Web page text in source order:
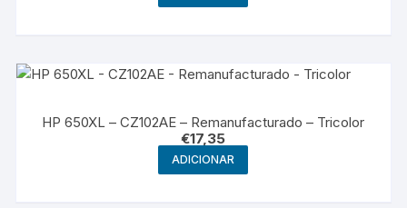
HP 650XL – CZ102AE – Remanufacturado – Tricolor
€17,35
ADICIONAR